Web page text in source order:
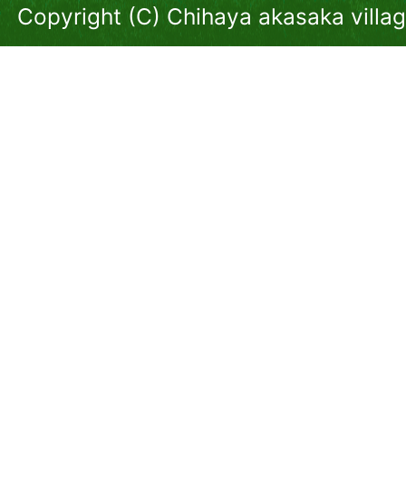
Copyright (C) Chihaya akasaka